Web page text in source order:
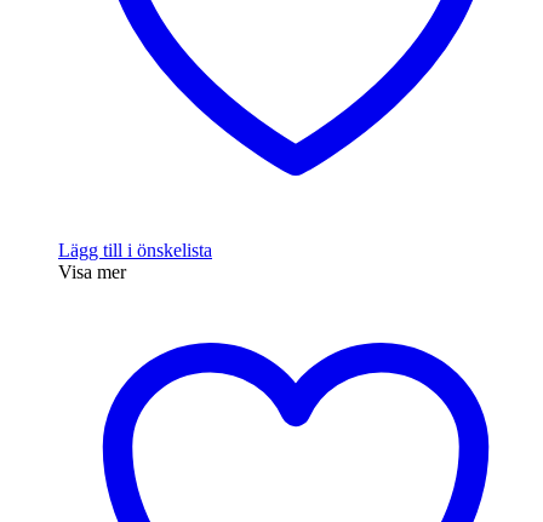
Lägg till i önskelista
Visa mer